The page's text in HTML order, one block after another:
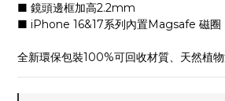
■ 鏡頭邊框加高2.2mm
■ iPhone 16&17系列內置Magsafe 磁圈
全新環保包裝100%可回收材質、天然植物